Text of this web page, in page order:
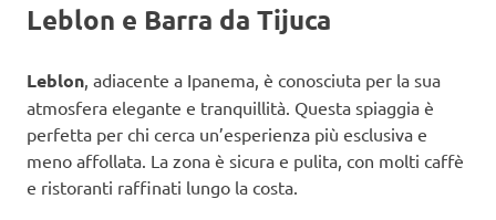
Leblon e Barra da Tijuca
Leblon , adiacente a Ipanema, è conosciuta per la sua
atmosfera elegante e tranquillità. Questa spiaggia è
perfetta per chi cerca un’esperienza più esclusiva e
meno affollata. La zona è sicura e pulita, con molti caffè
e ristoranti raffinati lungo la costa.